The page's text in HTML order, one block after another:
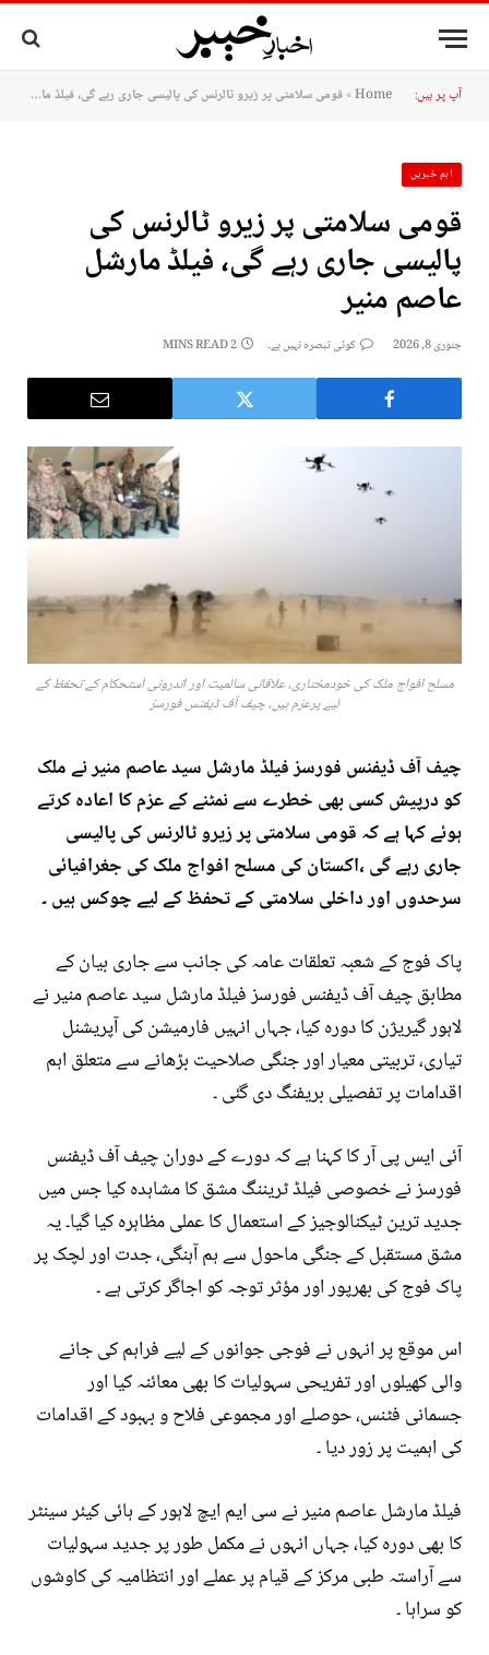
آپ پر ہیں: Home
»قومی سلامتی پر زیرو ٹالرنس کی پالیسی جاری رہے گی، فیلڈ مارشل عاصم منیر
اہم خبریں
قومی سلامتی پر زیرو ٹالرنس کی
پالیسی جاری رہے گی، فیلڈ مارشل
عاصم منیر
جنوری 8, 2026 کوئی تبصرہ نہیں ہے۔ 2 MINS READ
مسلح افواج ملک کی خودمختاری، علاقائی سالمیت اور اندرونی استحکام کے تحفظ کے
لیے پرعزم ہیں، چیف آف ڈیفنس فورسز
چیف آف ڈیفنس فورسز فیلڈ مارشل سید عاصم منیر نے ملک
کو درپیش کسی بھی خطرے سے نمٹنے کے عزم کا اعادہ کرتے
ہوئے کہا ہے کہ قومی سلامتی پر زیرو ٹالرنس کی پالیسی
جاری رہے گی ،اکستان کی مسلح افواج ملک کی جغرافیائی
سرحدوں اور داخلی سلامتی کے تحفظ کے لیے چوکس ہیں ۔
پاک فوج کے شعبہ تعلقات عامہ کی جانب سے جاری بیان کے
مطابق چیف آف ڈیفنس فورسز فیلڈ مارشل سید عاصم منیر نے
لاہور گیریژن کا دورہ کیا، جہاں انہیں فارمیشن کی آپریشنل
تیاری، تربیتی معیار اور جنگی صلاحیت بڑھانے سے متعلق اہم
اقدامات پر تفصیلی بریفنگ دی گئی ۔
آئی ایس پی آر کا کہنا ہے کہ دورے کے دوران چیف آف ڈیفنس
فورسز نے خصوصی فیلڈ ٹریننگ مشق کا مشاہدہ کیا جس میں
جدید ترین ٹیکنالوجیز کے استعمال کا عملی مظاہرہ کیا گیا۔ یہ
مشق مستقبل کے جنگی ماحول سے ہم آہنگی، جدت اور لچک پر
پاک فوج کی بھرپور اور مؤثر توجہ کو اجاگر کرتی ہے ۔
اس موقع پر انہوں نے فوجی جوانوں کے لیے فراہم کی جانے
والی کھیلوں اور تفریحی سہولیات کا بھی معائنہ کیا اور
جسمانی فٹنس، حوصلے اور مجموعی فلاح و بہبود کے اقدامات
کی اہمیت پر زور دیا ۔
فیلڈ مارشل عاصم منیر نے سی ایم ایچ لاہور کے ہائی کیئر سینٹر
کا بھی دورہ کیا، جہاں انہوں نے مکمل طور پر جدید سہولیات
سے آراستہ طبی مرکز کے قیام پر عملے اور انتظامیہ کی کاوشوں
کو سراہا ۔